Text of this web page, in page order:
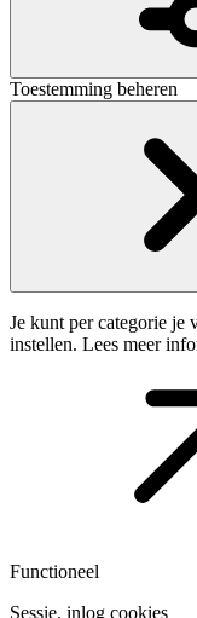
Toestemming beheren
Je kunt per categorie je
instellen. Lees meer
Functioneel
Sessie, inlog cookies